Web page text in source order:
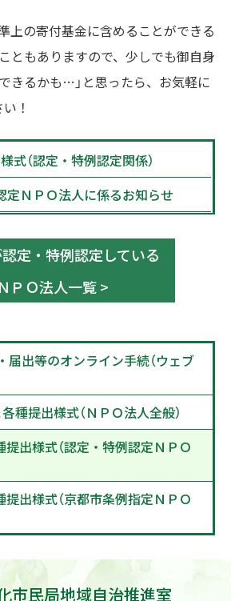
上の寄付基金に含めることができる
ともありますので、少しでも御自身
きるかも…」と思ったら、お気軽に
！
式（認定・特例認定関係）
定ＮＰＯ法人に係るお知らせ
定・特例認定している
ＮＰＯ法人一覧 >
届出等のオンライン手続（ウェブ
種提出様式（ＮＰＯ法人全般）
出様式（認定・特例認定ＮＰＯ
出様式（京都市条例指定ＮＰＯ
市民局地域自治推進室